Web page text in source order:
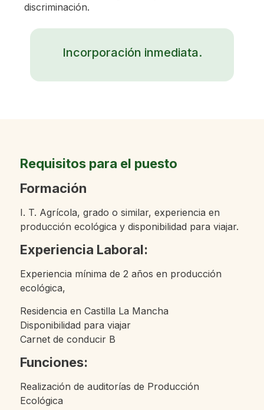
discriminación.
Incorporación inmediata.
Requisitos para el puesto
Formación
I. T. Agrícola, grado o similar, experiencia en
producción ecológica y disponibilidad para viajar.
Experiencia Laboral:
Experiencia mínima de 2 años en producción
ecológica,
Residencia en Castilla La Mancha
Disponibilidad para viajar
Carnet de conducir B
Funciones:
Realización de auditorías de Producción
Ecológica